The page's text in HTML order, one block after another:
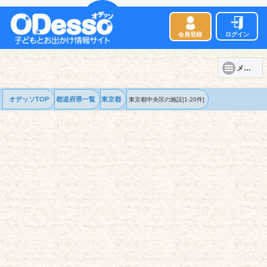
会員登録 ログイン
メニュー
オデッソTOP 都道府県一覧 東京都 東京都中央区の施設[1-20件]